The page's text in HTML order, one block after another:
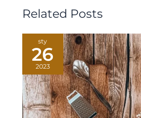
Related Posts
sty
26
2023